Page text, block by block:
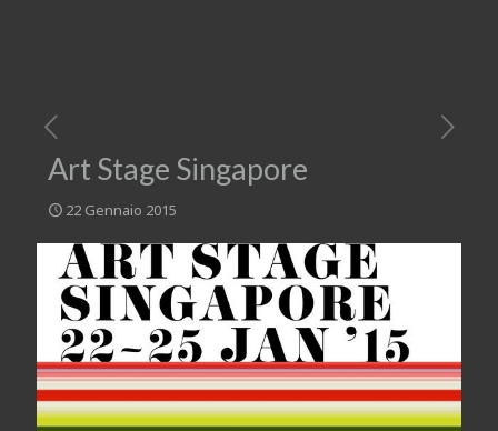
Art Stage Singapore
22 Gennaio 2015